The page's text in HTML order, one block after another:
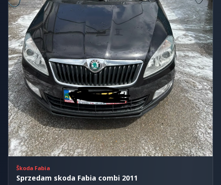
Škoda Fabia
Sprzedam skoda Fabia combi 2011